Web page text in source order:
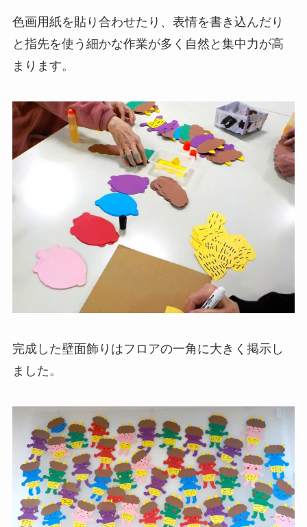
色画用紙を貼り合わせたり、表情を書き込んだり
と指先を使う細かな作業が多く自然と集中力が高
まります。
完成した壁面飾りはフロアの一角に大きく掲示し
ました。